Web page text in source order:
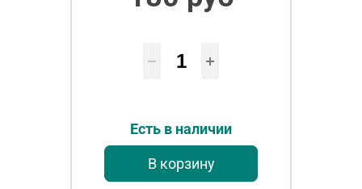
Есть в наличии
В корзину